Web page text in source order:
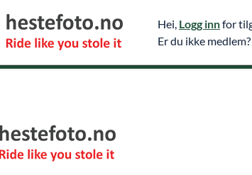
Hei, Logg innfor
Er du ikke medlem?